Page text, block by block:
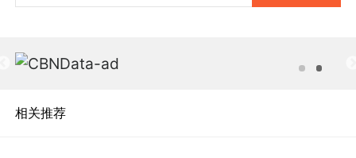
相关推荐